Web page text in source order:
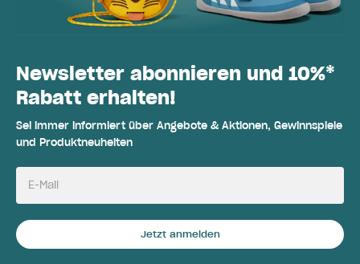
Newsletter abonnieren und 10%*
Rabatt erhalten!
Sei immer informiert über Angebote & Aktionen, Gewinnspiele
und Produktneuheiten
E-Mail
Jetzt anmelden